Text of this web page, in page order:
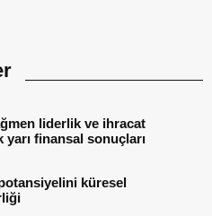
liderlik ve ihracat
finansal sonuçları
küresel